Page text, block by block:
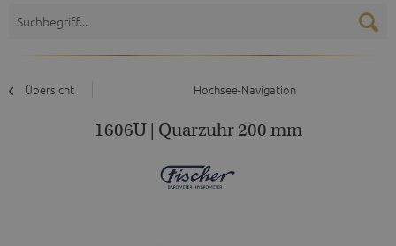
Übersicht Hochsee-Navigation
1606U | Quarzuhr 200 mm